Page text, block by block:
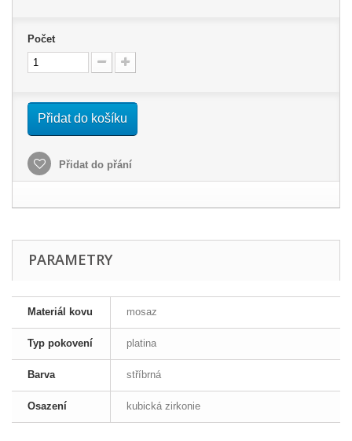
Počet
Přidat do košíku
Přidat do přání
PARAMETRY
Materiál kovu mosaz
Typ pokovení platina
Barva stříbrná
Osazení kubická zirkonie